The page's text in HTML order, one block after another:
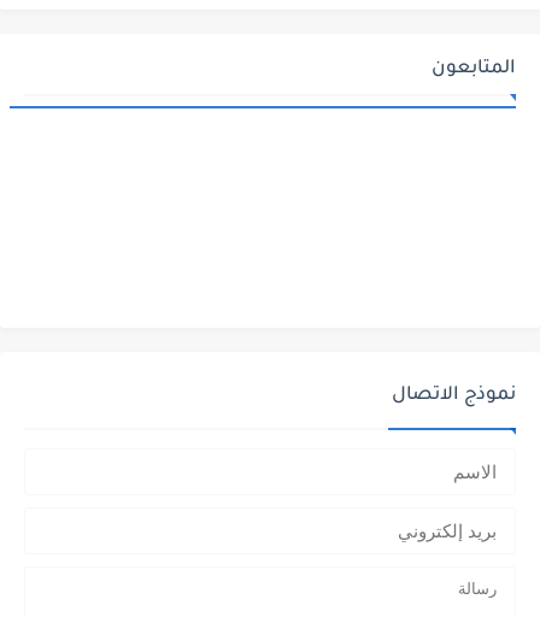
المتابعون
نموذج الاتصال